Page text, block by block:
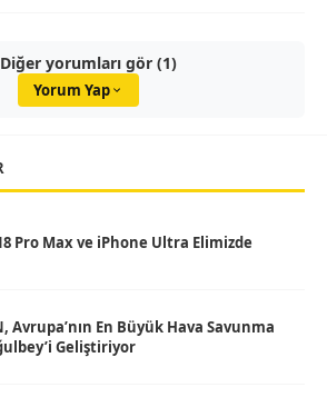
Diğer yorumları gör (1)
Yorum Yap
Pro Max ve iPhone Ultra Elimizde
Avrupa’nın En Büyük Hava Savunma
Geliştiriyor